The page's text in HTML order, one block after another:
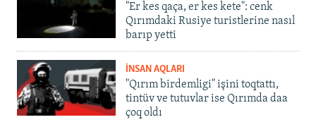
"Er kes qaça, er kes kete": cenk
Qırımdaki Rusiye turistlerine nasıl
barıp yetti
İNSAN AQLARI
"Qırım birdemligi" işini toqtattı,
tintüv ve tutuvlar ise Qırımda daa
çoq oldı